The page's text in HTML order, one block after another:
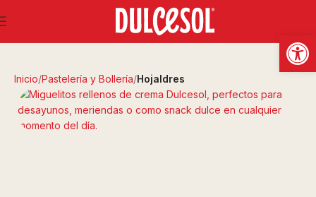
Inicio Pastelería y Bollería Hojaldres